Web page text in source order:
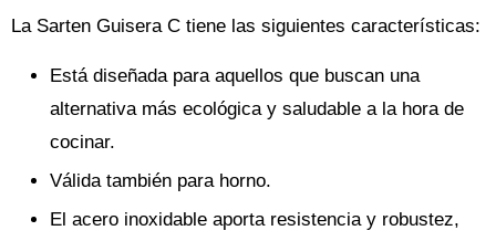
La Sarten Guisera C tiene las siguientes características:
Está diseñada para aquellos que buscan una
alternativa más ecológica y saludable a la hora de
cocinar.
Válida también para horno.
El acero inoxidable aporta resistencia y robustez,